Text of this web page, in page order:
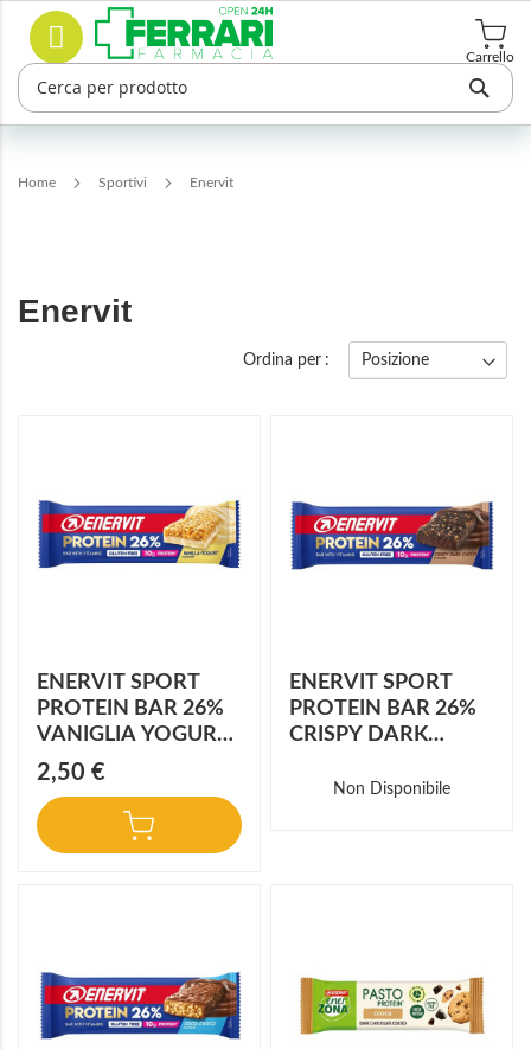
Salta
contenuto
Carrello
Cerca
Home Sportivi Enervit
Enervit
Ordina per
ENERVIT SPORT
PROTEIN BAR 26%
VANIGLIA YOGURT
40 G
2,50 €
ENERVIT SPORT
PROTEIN BAR 26%
CRISPY DARK
Non Disponibile